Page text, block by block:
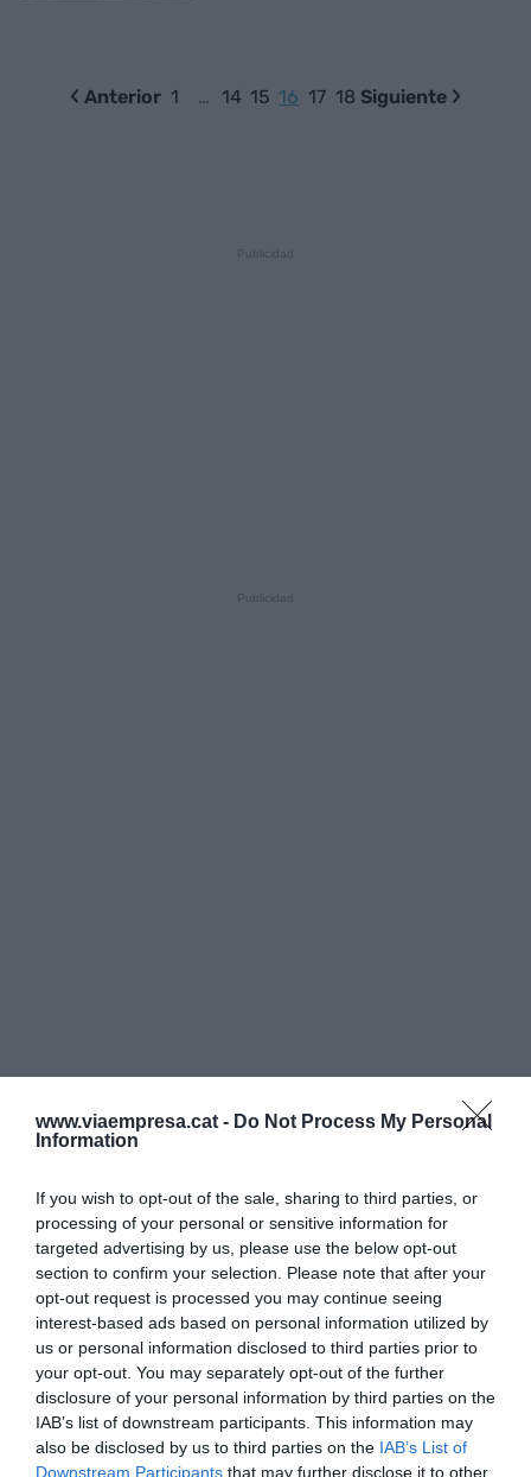
www.viaempresa.cat - Do Not Process My Personal
Information
If you wish to opt-out of the sale, sharing to third parties, or
processing of your personal or sensitive information for
targeted advertising by us, please use the below opt-out
section to confirm your selection. Please note that after your
opt-out request is processed you may continue seeing
interest-based ads based on personal information utilized by
us or personal information disclosed to third parties prior to
your opt-out. You may separately opt-out of the further
disclosure of your personal information by third parties on the
IAB’s list of downstream participants. This information may
also be disclosed by us to third parties on the IAB’s List of
Downstream Participants that may further disclose it to other
Anterior 1 … 14 15 16 17 18 Siguiente